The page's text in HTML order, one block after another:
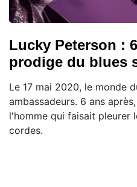
Lucky Peterson :
prodige du blues
Le 17 mai 2020, le monde
ambassadeurs. 6 ans
l'homme qui faisait pleurer
cordes.